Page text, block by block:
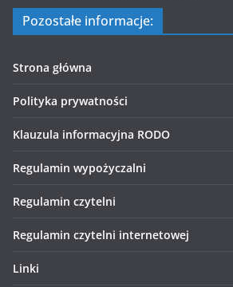
Pozostałe informacje:
Strona główna
Polityka prywatności
Klauzula informacyjna RODO
Regulamin wypożyczalni
Regulamin czytelni
Regulamin czytelni internetowej
Linki